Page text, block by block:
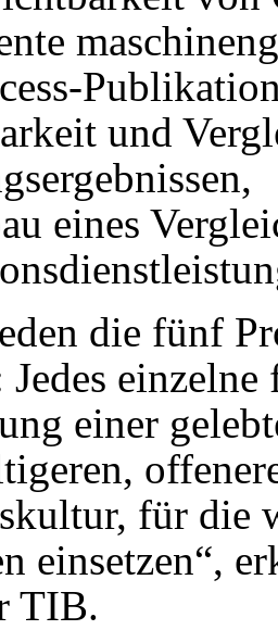
und
eines
die fünf
Jedes
einer
für die
einsetzen“,
TIB.